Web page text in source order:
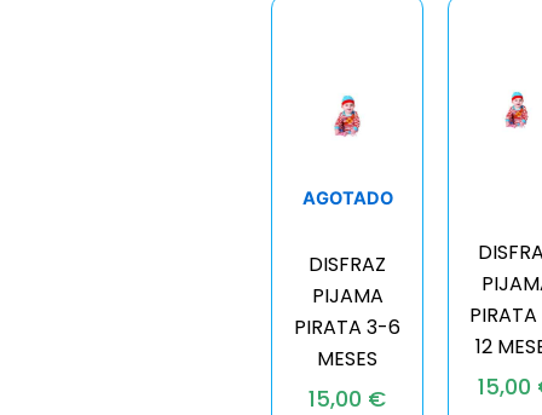
AGOTADO
DISFRAZ
PIJAMA
PIRATA 3-6
MESES
15,00 €
12
15,00